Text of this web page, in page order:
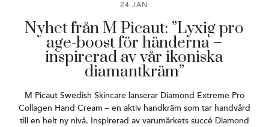
24 JAN
Nyhet från M Picaut: ”Lyxig pro
age-boost för händerna –
inspirerad av vår ikoniska
diamantkräm”
M Picaut Swedish Skincare lanserar Diamond Extreme Pro
Collagen Hand Cream – en aktiv handkräm som tar handvård
till en helt ny nivå. Inspirerad av varumärkets succé Diamond